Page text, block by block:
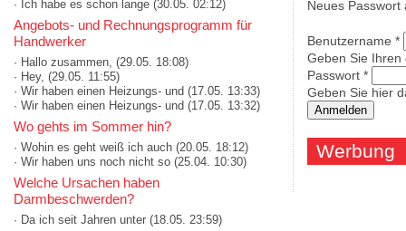
· Ich habe es schon lange (30.05. 02:12)
Angebots- und Rechnungsprogramm für
Handwerker
· Hallo zusammen, (29.05. 18:08)
· Hey, (29.05. 11:55)
· Wir haben einen Heizungs- und (17.05. 13:33)
· Wir haben einen Heizungs- und (17.05. 13:32)
Wo gehts im Sommer hin?
· Wohin es geht weiß ich auch (20.05. 18:12)
· Wir haben uns noch nicht so (25.04. 10:30)
Welche Ursachen haben
Darmbeschwerden?
· Da ich seit Jahren unter (18.05. 23:59)
Neues Passwort
Benutzername *
Geben Sie Ihren
Passwort *
Geben Sie hier
Werbung
Auswahlmöglichkeiten